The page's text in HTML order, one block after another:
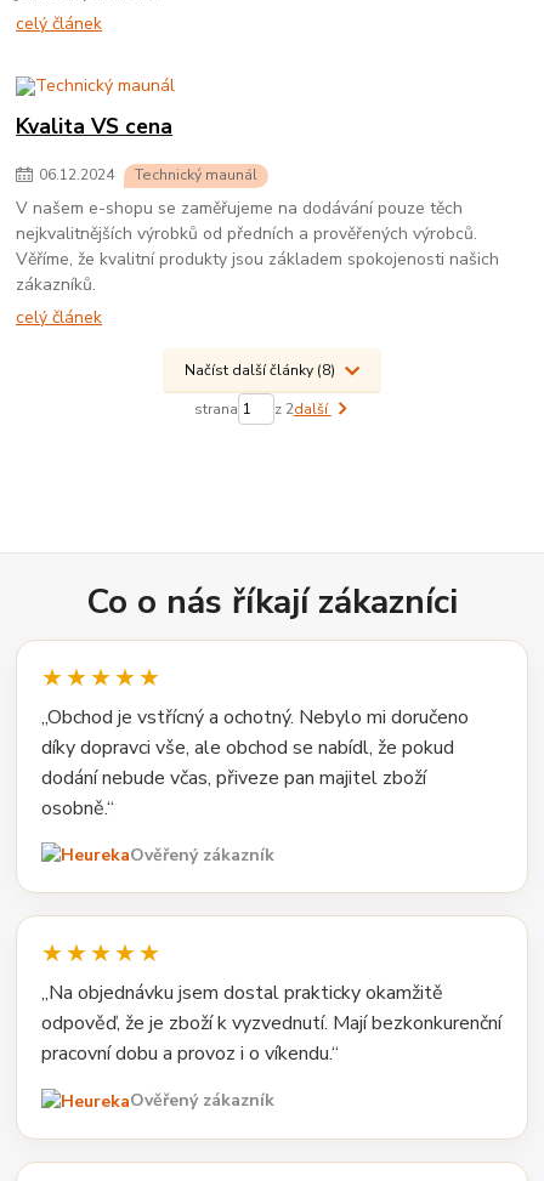
celý článek
Kvalita VS cena
06.12.2024 Technický maunál
V našem e-shopu se zaměřujeme na dodávání pouze těch
nejkvalitnějších výrobků od předních a prověřených výrobců.
Věříme, že kvalitní produkty jsou základem spokojenosti našich
zákazníků.
celý článek
Načíst další články (8)
strana z 2další
Co o nás říkají zákazníci
★★★★★
„Obchod je vstřícný a ochotný. Nebylo mi doručeno
díky dopravci vše, ale obchod se nabídl, že pokud
dodání nebude včas, přiveze pan majitel zboží
osobně.“
Ověřený zákazník
★★★★★
„Na objednávku jsem dostal prakticky okamžitě
odpověď, že je zboží k vyzvednutí. Mají bezkonkurenční
pracovní dobu a provoz i o víkendu.“
Ověřený zákazník